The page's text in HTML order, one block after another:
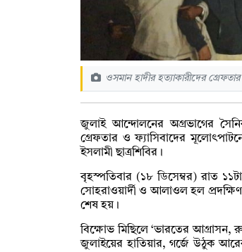
ওসমান হাদীর হত্যাকারীদের
জুলাই আন্দোলনের অগ্রভাগের
গ্রেফতার ও ফ্যাসিবাদের
ইসলামী ছাত্রশিবির।
বৃহস্পতিবার (১৮ ডিসেম্বর) রাত
সোহরাওয়ার্দী ও আলাওল হল প্রদক্ষিণ
শেষ হয়।
বিক্ষোভ মিছিলে ‘ভারতের আগ্রাসন,
জুলাইয়ের হাতিয়ার, গর্জে উঠুক